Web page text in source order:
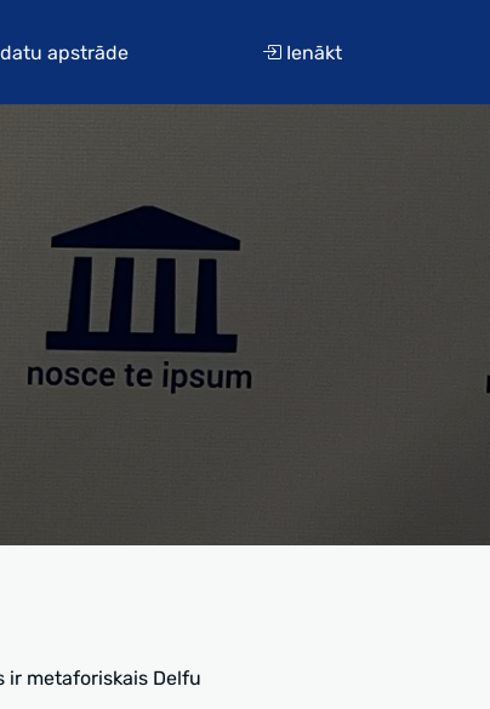
datu apstrāde Ienākt
ir metaforiskais Delfu